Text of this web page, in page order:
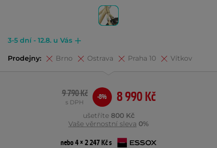
3-5 dní - 12.8. u Vás
Prodejny: Brno Ostrava Praha 10 Vítkov
8 990 Kč
9 790 Kč
s DPH
-8%
ušetříte 800 Kč
Vaše věrnostní sleva 0%
nebo 4 × 2 247 Kč s